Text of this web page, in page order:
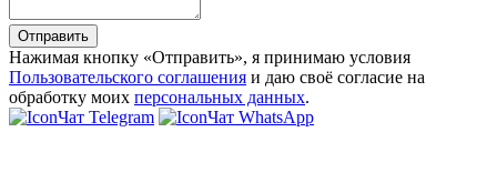
Отправить
Нажимая кнопку «Отправить», я принимаю условия
Пользовательского соглашения и даю своё согласие на
обработку моих персональных данных.
Чат Telegram
Чат WhatsApp